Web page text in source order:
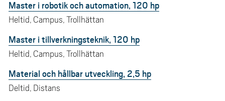
Master i robotik och automation, 120 hp
Heltid, Campus, Trollhättan
Master i tillverkningsteknik, 120 hp
Heltid, Campus, Trollhättan
Material och hållbar utveckling, 2,5 hp
Deltid, Distans